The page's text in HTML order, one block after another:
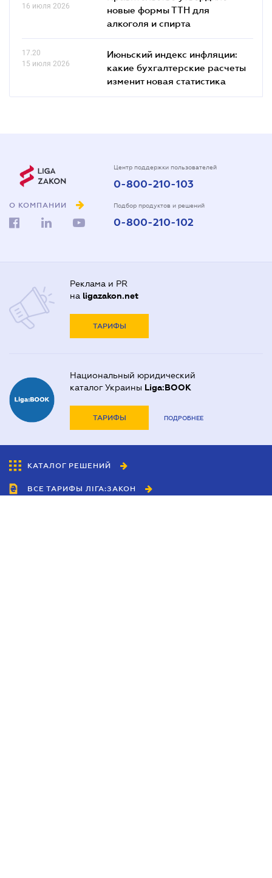
16 июля 2026
новые формы ТТН для
алкоголя и спирта
17.20
15 июля 2026
Июньский индекс инфляции:
какие бухгалтерские расчеты
изменит новая статистика
О КОМПАНИИ
Центр поддержки пользователей
0-800-210-103
Подбор продуктов и решений
0-800-210-102
Реклама и PR
на ligazakon.net
ТАРИФЫ
Национальный юридический
каталог Украины Liga:BOOK
ТАРИФЫ ПОДРОБНЕЕ
КАТАЛОГ РЕШЕНИЙ
ВСЕ ТАРИФЫ ЛІГА:ЗАКОН